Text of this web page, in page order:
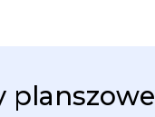
planszowe